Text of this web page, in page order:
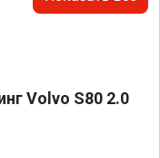
Volvo S80 2.0